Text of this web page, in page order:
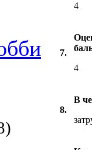
4
7.
4
8.
В